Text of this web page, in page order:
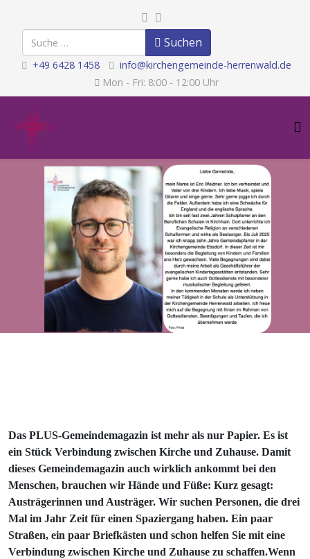
Suchen Suchen
+49 6428 1458
info@kirchengemeinde-herrenwald.de
Mon - Fri: 8:00 - 12:00 Uhr
Das PLUS-Gemeindemagazin ist mehr als nur Papier. Es ist
ein Stück Verbindung zwischen Kirche und Zuhause. Damit
dieses Gemeindemagazin auch wirklich ankommt bei den
Menschen, brauchen wir Hände und Füße: Kurz gesagt:
Austrägerinnen und Austräger. Wir suchen Personen, die drei
Mal im Jahr Zeit für einen Spaziergang haben. Ein paar
Straßen, ein paar Briefkästen und schon helfen Sie mit eine
Verbindung zwischen Kirche und Zuhause zu schaffen.Wenn